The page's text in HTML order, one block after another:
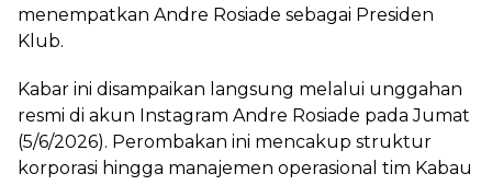
menempatkan Andre Rosiade sebagai Presiden
Klub.
‎Kabar ini disampaikan langsung melalui unggahan
resmi di akun Instagram Andre Rosiade pada Jumat
(5/6/2026). Perombakan ini mencakup struktur
korporasi hingga manajemen operasional tim Kabau